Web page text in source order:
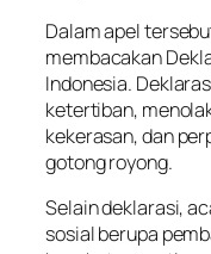
Dalam apel
membacakan
Indonesia.
ketertiban,
kekerasan, dan
gotong royong.
Selain deklarasi,
sosial berupa